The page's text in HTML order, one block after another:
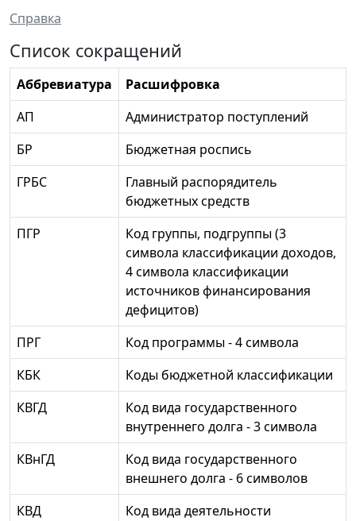
Справка
Список сокращений
Аббревиатура
Расшифровка
АП
Администратор поступлений
БР
Бюджетная роспись
ГРБС
Главный распорядитель
бюджетных средств
ПГР
Код группы, подгруппы (3
символа классификации доходов,
4 символа классификации
источников финансирования
дефицитов)
ПРГ
Код программы - 4 символа
КБК
Коды бюджетной классификации
КВГД
Код вида государственного
внутреннего долга - 3 символа
КВнГД
Код вида государственного
внешнего долга - 6 символов
КВД
Код вида деятельности